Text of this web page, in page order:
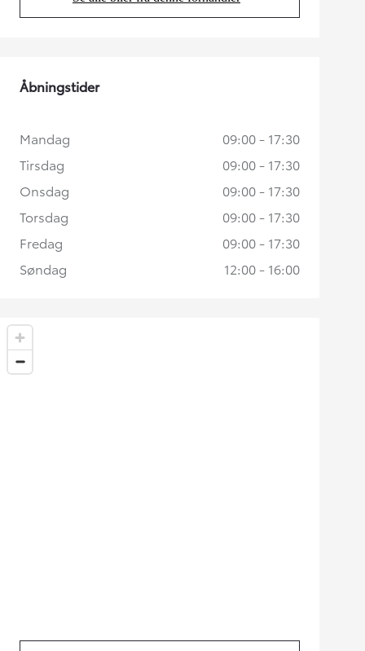
(Opens in new tab)
Åbningstider
Mandag
09:00 - 17:30
Tirsdag
09:00 - 17:30
Onsdag
09:00 - 17:30
Torsdag
09:00 - 17:30
Fredag
09:00 - 17:30
Søndag
12:00 - 16:00